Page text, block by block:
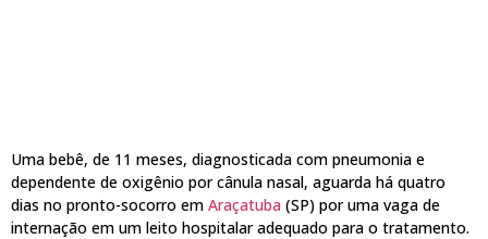
Uma bebê, de 11 meses, diagnosticada com pneumonia e
dependente de oxigênio por cânula nasal, aguarda há quatro
dias no pronto-socorro em Araçatuba (SP) por uma vaga de
internação em um leito hospitalar adequado para o tratamento.